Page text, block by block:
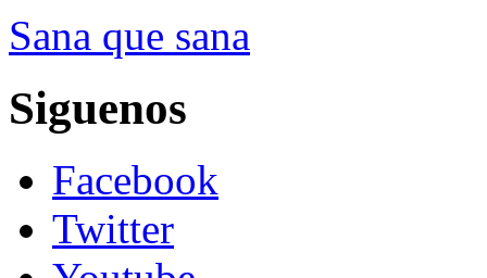
Sana que sana
Siguenos
Facebook
Twitter